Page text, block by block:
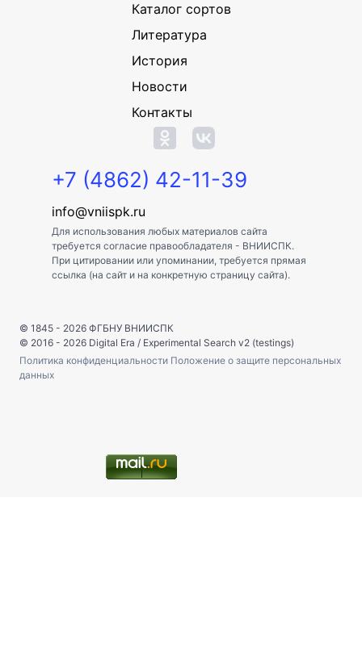
Каталог сортов
Литература
История
Новости
Контакты
+7 (4862) 42-11-39
info@vniispk.ru
Для использования любых материалов сайта
требуется согласие правообладателя - ВНИИСПК.
При цитировании или упоминании, требуется прямая
ссылка (на сайт и на конкретную страницу сайта).
© 1845 - 2026 ФГБНУ ВНИИСПК
© 2016 - 2026 Digital Era / Experimental Search v2 (testings)
Политика конфиденциальности Положение о защите персональных
данных